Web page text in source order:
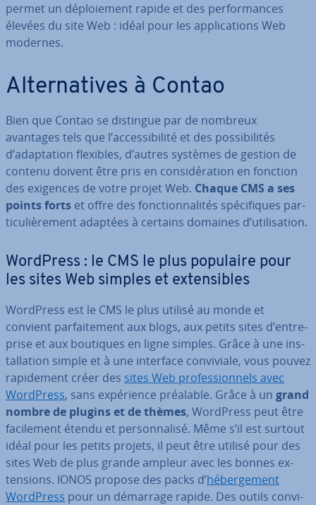
permet un dé­ploie­ment rapide et des per­for­mances
élevées du site Web : idéal pour les ap­pli­ca­tions Web
modernes.
Al­ter­na­tives à Contao
Bien que Contao se distingue par de nombreux
avantages tels que l’ac­ces­si­bi­lité et des pos­si­bi­li­tés
d’adap­ta­tion flexibles, d’autres systèmes de gestion de
contenu doivent être pris en con­si­dé­ra­tion en fonction
des exigences de votre projet Web. Chaque CMS a ses
points forts et offre des fonc­tion­na­li­tés spé­ci­fiques par­
ti­cu­liè­re­ment adaptées à certains domaines d’uti­li­sa­tion.
WordPress : le CMS le plus populaire pour
les sites Web simples et ex­ten­sibles
WordPress est le CMS le plus utilisé au monde et
convient par­fai­te­ment aux blogs, aux petits sites d’en­tre­
prise et aux boutiques en ligne simples. Grâce à une ins­
tal­la­tion simple et à une interface con­vi­viale, vous pouvez
ra­pi­de­ment créer des sites Web pro­fes­sion­nels avec
WordPress, sans ex­pé­rience préalable. Grâce à un grand
nombre de plugins et de thèmes, WordPress peut être
fa­ci­le­ment étendu et per­son­na­lisé. Même s’il est surtout
idéal pour les petits projets, il peut être utilisé pour des
sites Web de plus grande ampleur avec les bonnes ex­
ten­sions. IONOS propose des packs d’hé­ber­ge­ment
WordPress pour un démarrage rapide. Des outils con­vi­